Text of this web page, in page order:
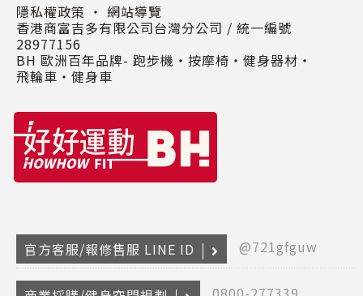
隱私權政策 ・ 網站導覽
香港商富吉多有限公司台灣分公司 / 統一編號
28977156
BH 歐洲百年品牌- 跑步機‧按摩椅‧健身器材‧
飛輪車‧健身車
官方客服/報修售服 LINE ID @721gfguw